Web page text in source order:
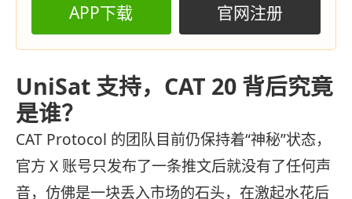
APP下载 官网注册
UniSat 支持，CAT 20 背后究竟
是谁？
CAT Protocol 的团队目前仍保持着“神秘”状态，
官方 X 账号只发布了一条推文后就没有了任何声
音，仿佛是一块丢入市场的石头，在激起水花后